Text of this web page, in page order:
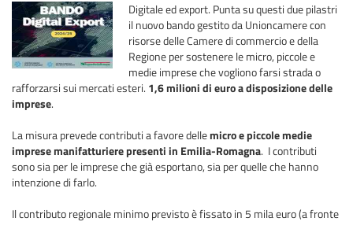
Digitale ed export. Punta su questi due pilastri
il nuovo bando gestito da Unioncamere con
risorse delle Camere di commercio e della
Regione per sostenere le micro, piccole e
medie imprese che vogliono farsi strada o
rafforzarsi sui mercati esteri. 1,6 milioni di euro a disposizione delle
imprese.
La misura prevede contributi a favore dellemicro e piccole medie
imprese manifatturiere presenti in Emilia-Romagna. I contributi
sono sia per le imprese che già esportano, sia per quelle che hanno
intenzione di farlo.
Il contributo regionale minimo previsto è fissato in 5 mila euro (a fronte